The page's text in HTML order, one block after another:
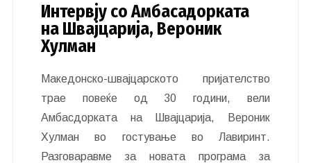
Интервју со Амбасадорката
на Швајцарија, Вероник
Хулман
Македонско-швајцарското пријателство
трае повеќе од 30 години, вели
Амбасдорката на Швајцарија, Вероник
Хулман во гостување во Лавиринт.
Разговаравме за новата програма за